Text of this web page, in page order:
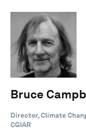
Bruce
Director, Climate
CGIAR